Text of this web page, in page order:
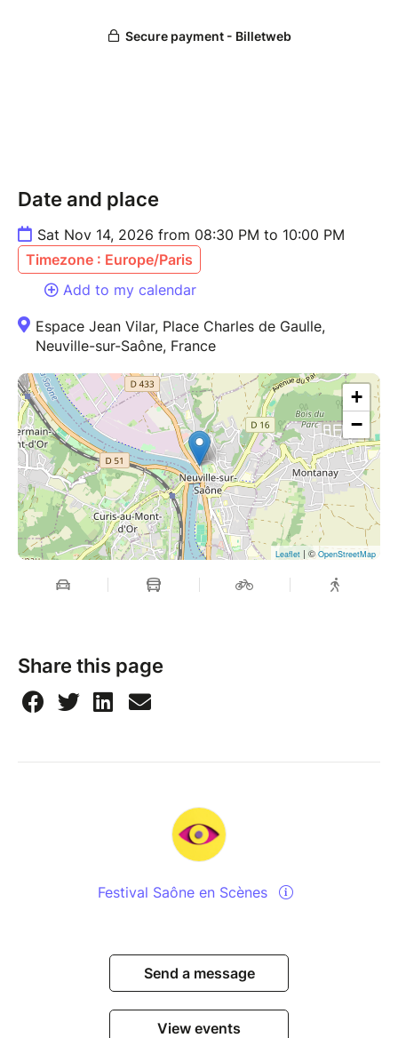
Date and place
Sat Nov 14, 2026 from 08:30 PM to 10:00 PM
Timezone : Europe/Paris
Add to my calendar
Espace Jean Vilar, Place Charles de Gaulle,
Neuville-sur-Saône, France
+
−
Leaflet | ©OpenStreetMap
Share this page
Festival Saône en Scènes
Send a message
View events